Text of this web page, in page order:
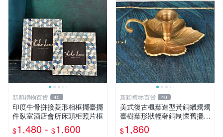
新穎禮物百貨 40
印度牛骨拼接菱形相框擺臺擺
件臥室酒店會所床頭柜照片框
$1,480 - $1,600
新穎禮物百貨 40
美式復古楓葉造型黃銅蠟燭燭
臺樹葉形狀輕奢銅制懷舊擺件
裝飾
$1,860